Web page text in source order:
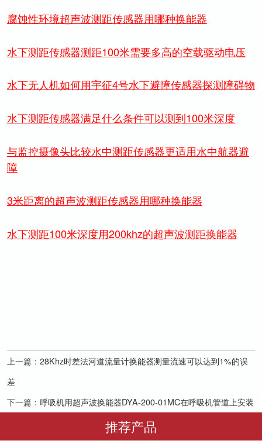
腐蚀性环境超声波测距传感器用哪种换能器
水下测距传感器测距100米需要多高的空载驱动电压
水下无人机如何用宇征4号水下避障传感器探测障碍物
水下测距传感器满足什么条件可以测到100米深度
与监控摄像头比较水中测距传感器更适用水中航器避
障
3米距离的超声波测距传感器用哪种换能器
水下测距100米深度用200khz的超声波测距换能器
上一篇： 28Khz时差法河道流量计换能器测量流速可以达到1%的误
差
下一篇： 呼吸机用超声波换能器DYA-200-01MC在呼吸机管道上安装
推荐产品